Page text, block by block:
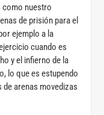
como nuestro
de prisión para el
ejemplo a la
cuando es
y el infierno de la
lo que es estupendo
de arenas movedizas